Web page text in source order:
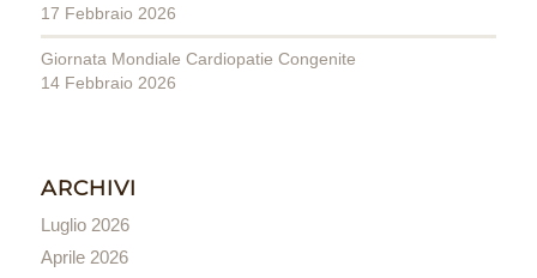
17 Febbraio 2026
Giornata Mondiale Cardiopatie Congenite
14 Febbraio 2026
ARCHIVI
Luglio 2026
Aprile 2026